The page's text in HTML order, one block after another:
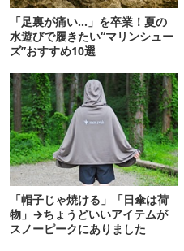
「足裏が痛い…」を卒業！夏の
水遊びで履きたい“マリンシュー
ズ”おすすめ10選
「帽子じゃ焼ける」「日傘は荷
物」→ちょうどいいアイテムが
スノーピークにありました